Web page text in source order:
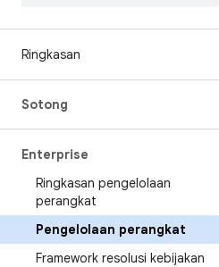
Ringkasan
Sotong
Enterprise
Ringkasan pengelolaan
perangkat
Pengelolaan perangkat
Framework resolusi kebijakan